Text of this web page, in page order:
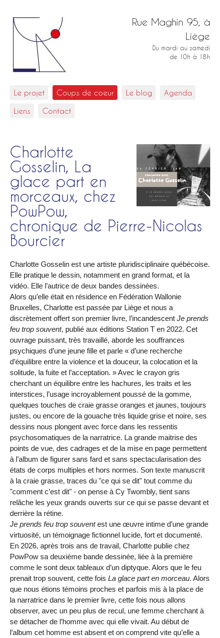
Rue Maghin 95, à
Liège
Du mardi au samedi
de 10h à 18h
Le projet Coups de coeur Le blog Agenda
Liens Contact
Charlotte
Gosselin, La
glace part en
morceaux, chez
PowPow,
chronique de Pierre-Nicolas
Bourcier
Charlotte Gosselin est une artiste pluridisciplinaire québécoise.
Elle pratique le dessin, notamment en grand format, et la
vidéo. Elle l’autrice de deux bandes dessinées.
Alors qu’elle était en résidence en Fédération Wallonie
Bruxelles, Charlotte est passée par Liège et nous a
discrètement offert son premier livre, l’incandescent Je prends
feu trop souvent, publié aux éditions Station T en 2022. Cet
ouvrage puissant, très travaillé, aborde les souffrances
psychiques d’une jeune fille et parle « d’une recherche
d’équilibre entre la violence et la douceur, la colocation et la
solitude, la fuite et l’acceptation. » Avec le crayon gris
cherchant un équilibre entre les hachures, les traits et les
interstices, l’usage incroyablement poussé de la gomme,
quelques touches de craie grasse oranges et jaunes, toujours
justes, ou encore de la gouache très liquide grise et noire, ses
dessins nous plongent avec force dans les ressentis
psychosomatiques de la narratrice. La grande maitrise des
points de vue, des cadrages et de la mise en page permettent
à l’album de figurer sans fard et sans spectacularisation des
états de corps multiples et hors normes. Son texte manuscrit
à la craie grasse, traces du "ce qui se dit" tout comme du
"comment c’est dit" - on pense à Cy Twombly, tient sans
relâche les yeux grands ouverts sur ce qui se passe devant et
derrière la rétine.
Je prends feu trop souventest une œuvre intime d’une grande
virtuosité, un témoignage fictionnel lucide, fort et documenté.
En 2026, après trois ans de travail, Charlotte publie chez
PowPow sa deuxième bande dessinée, liée à la première
comme le sont deux tableaux d’un diptyque. Alors que le feu
prenait trop souvent, cette fois La glace part en morceau. Alors
que nous étions témoins proches et parfois mis à la place de
la narratrice dans le premier livre, cette fois nous allons
observer, avec un peu plus de recul, une femme cherchant à
se détacher de l’homme avec qui elle vivait. Au début de
l’album cet homme est absent et on comprend vite qu’elle a